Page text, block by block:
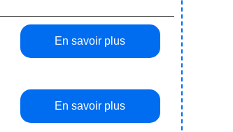
En savoir plus
En savoir plus